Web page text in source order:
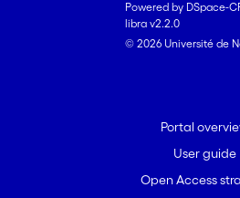
Powered by DSpace-
libra v2.2.0
© 2026 Université de
Portal
User guide
Open Access